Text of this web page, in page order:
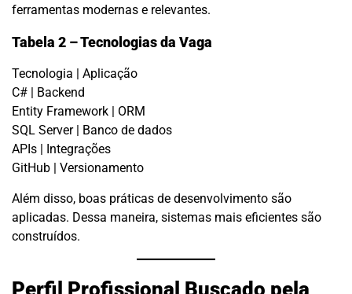
ferramentas modernas e relevantes.
Tabela 2 – Tecnologias da Vaga
Tecnologia | Aplicação
C# | Backend
Entity Framework | ORM
SQL Server | Banco de dados
APIs | Integrações
GitHub | Versionamento
Além disso, boas práticas de desenvolvimento são
aplicadas. Dessa maneira, sistemas mais eficientes são
construídos.
Perfil Profissional Buscado pela